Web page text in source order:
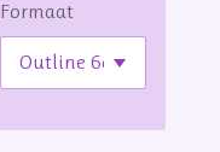
Formaat